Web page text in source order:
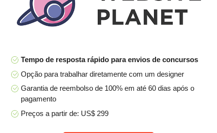
Tempo de resposta rápido para envios de concursos
Opção para trabalhar diretamente com um designer
Garantia de reembolso de 100% em até 60 dias após o
pagamento
Preços a partir de: US$ 299